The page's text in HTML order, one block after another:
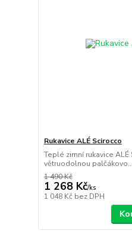
Rukavice ALÉ Scirocco
Teplé zimní rukavice ALÉ
větruodolnou palčákovo...
1 490 Kč
1 268 Kč/ks
1 048 Kč bez DPH